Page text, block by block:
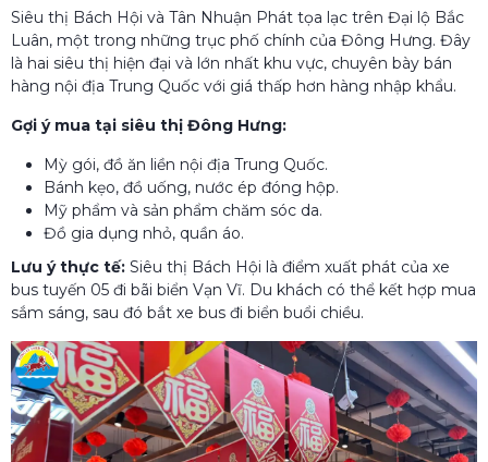
Siêu thị Bách Hội và Tân Nhuận Phát tọa lạc trên Đại lộ Bắc
Luân, một trong những trục phố chính của Đông Hưng. Đây
là hai siêu thị hiện đại và lớn nhất khu vực, chuyên bày bán
hàng nội địa Trung Quốc với giá thấp hơn hàng nhập khẩu.
Gợi ý mua tại siêu thị Đông Hưng:
Mỳ gói, đồ ăn liền nội địa Trung Quốc.
Bánh kẹo, đồ uống, nước ép đóng hộp.
Mỹ phẩm và sản phẩm chăm sóc da.
Đồ gia dụng nhỏ, quần áo.
Lưu ý thực tế: Siêu thị Bách Hội là điểm xuất phát của xe
bus tuyến 05 đi bãi biển Vạn Vĩ. Du khách có thể kết hợp mua
sắm sáng, sau đó bắt xe bus đi biển buổi chiều.